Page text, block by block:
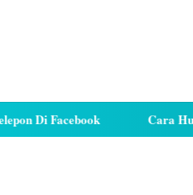
Cara Hutang